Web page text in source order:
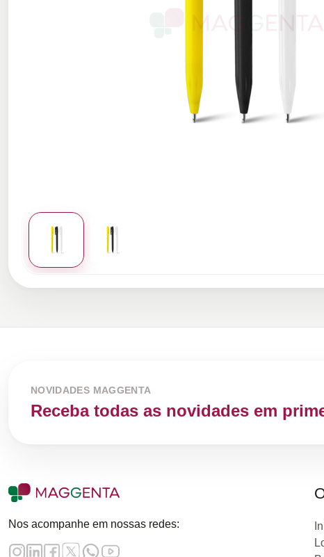
NOVIDADES MAGGENTA
Receba todas as novidades em
Nos acompanhe em nossas redes: